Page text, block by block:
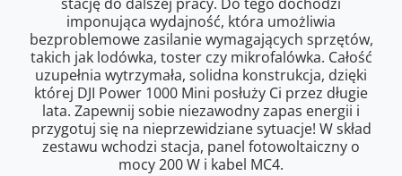
imponująca wydajność, która umożliwia
bezproblemowe zasilanie wymagających sprzętów,
takich jak lodówka, toster czy mikrofalówka. Całość
uzupełnia wytrzymała, solidna konstrukcja, dzięki
której DJI Power 1000 Mini posłuży Ci przez długie
lata. Zapewnij sobie niezawodny zapas energii i
przygotuj się na nieprzewidziane sytuacje! W skład
zestawu wchodzi stacja, panel fotowoltaiczny o
mocy 200 W i kabel MC4.